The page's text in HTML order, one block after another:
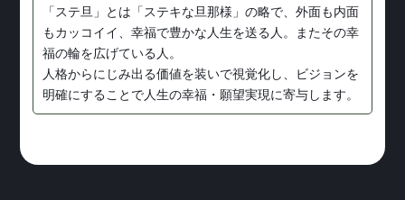
「ステ旦」とは「ステキな旦那様」の略で、外面も内面
もカッコイイ、幸福で豊かな人生を送る人。またその幸
福の輪を広げている人。
人格からにじみ出る価値を装いで視覚化し、ビジョンを
明確にすることで人生の幸福・願望実現に寄与します。